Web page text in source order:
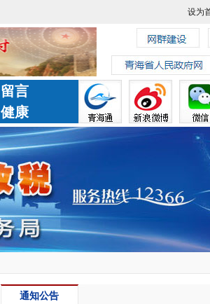
设为
留言
健康
通知公告